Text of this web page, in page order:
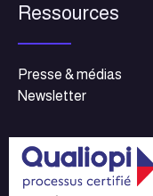
Ressources
Presse & médias
Newsletter